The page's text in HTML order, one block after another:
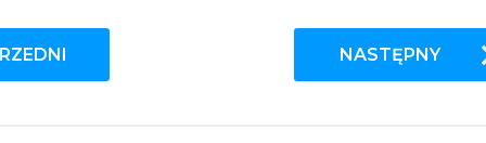
NASTĘPNY